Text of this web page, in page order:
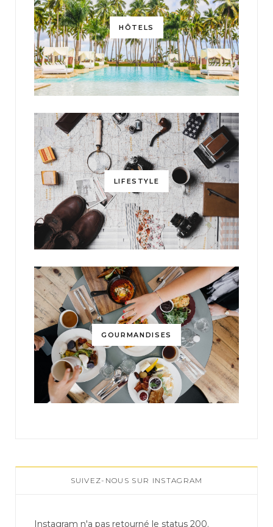
HÔTELS
LIFESTYLE
GOURMANDISES
SUIVEZ-NOUS SUR INSTAGRAM
Instagram n'a pas retourné le status 200.